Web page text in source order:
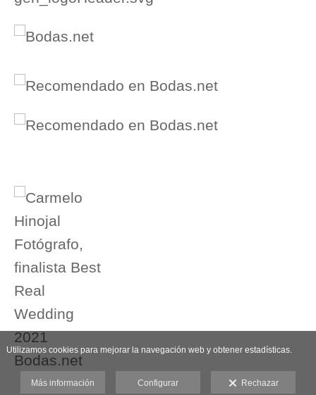
Utilizamos cookies para mejorar la navegación web y obtener estadísticas.
Más información Configurar Rechazar